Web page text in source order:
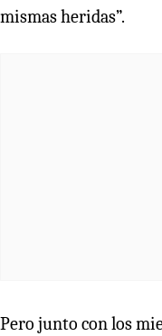
mismas heridas”.
Pero junto con los